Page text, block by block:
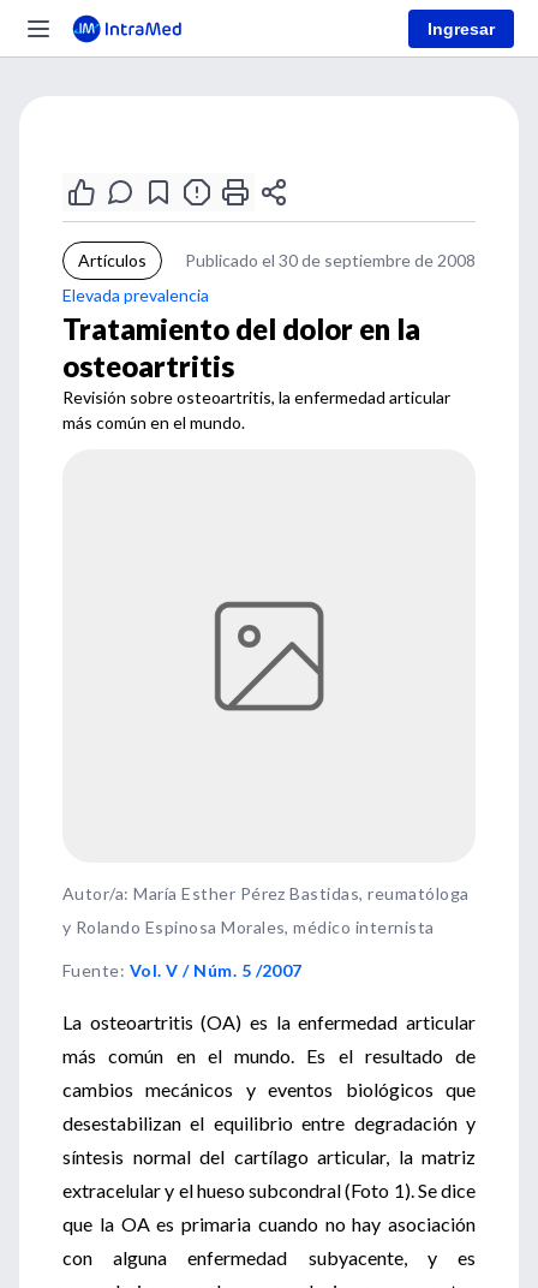
Ingresar
Artículos
Publicado el 30 de septiembre de 2008
Elevada prevalencia
Tratamiento del dolor en la
osteoartritis
Revisión sobre osteoartritis, la enfermedad articular
más común en el mundo.
Autor/a: María Esther Pérez Bastidas, reumatóloga
y Rolando Espinosa Morales, médico internista
Fuente: Vol. V / Núm. 5 /2007
La osteoartritis (OA) es la enfermedad articular
más común en el mundo. Es el resultado de
cambios mecánicos y eventos biológicos que
desestabilizan el equilibrio entre degradación y
síntesis normal del cartílago articular, la matriz
extracelular y el hueso subcondral (Foto 1). Se dice
que la OA es primaria cuando no hay asociación
con alguna enfermedad subyacente, y es